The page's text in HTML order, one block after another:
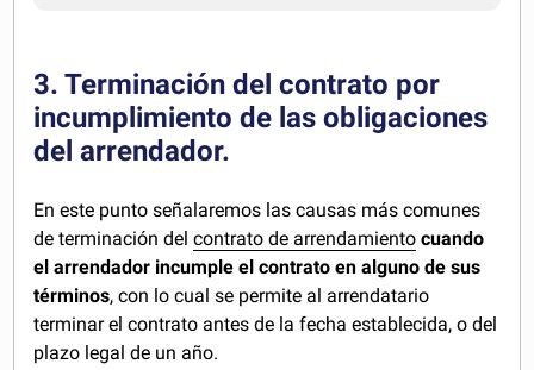
3. Terminación del contrato por
incumplimiento de las obligaciones
del arrendador.
En este punto señalaremos las causas más comunes
de terminación delcontrato de arrendamiento cuando
el arrendador incumple el contrato en alguno de sus
términos, con lo cual se permite al arrendatario
terminar el contrato antes de la fecha establecida, o del
plazo legal de un año.